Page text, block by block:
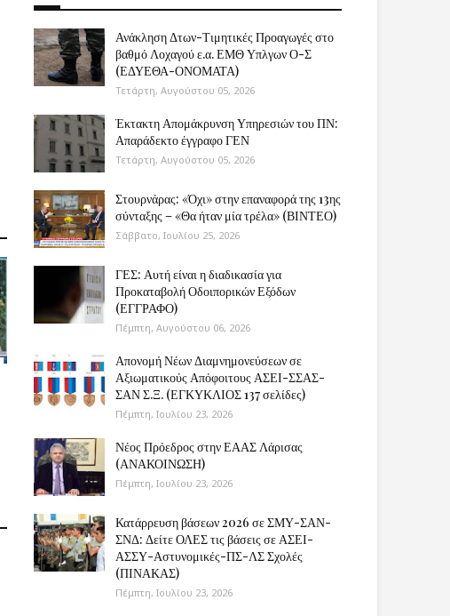
Ανάκληση Δτων-Τιμητικές Προαγωγές στο
βαθμό Λοχαγού ε.α. ΕΜΘ Υπλγων Ο-Σ
(ΕΔΥΕΘΑ-ΟΝΟΜΑΤΑ)
Τετάρτη, Αυγούστου 05, 2026
Έκτακτη Απομάκρυνση Υπηρεσιών του ΠΝ:
Απαράδεκτο έγγραφο ΓΕΝ
Τετάρτη, Αυγούστου 05, 2026
Στουρνάρας: «Όχι» στην επαναφορά της 13ης
σύνταξης – «Θα ήταν μία τρέλα» (ΒΙΝΤΕΟ)
Σάββατο, Ιουλίου 25, 2026
ΓΕΣ: Αυτή είναι η διαδικασία για
Προκαταβολή Οδοιπορικών Εξόδων
(ΕΓΓΡΑΦΟ)
Πέμπτη, Αυγούστου 06, 2026
Απονομή Νέων Διαμνημονεύσεων σε
Αξιωματικούς Απόφοιτους ΑΣΕΙ-ΣΣΑΣ-
ΣΑΝ Σ.Ξ. (ΕΓΚΥΚΛΙΟΣ 137 σελίδες)
Πέμπτη, Ιουλίου 23, 2026
Νέος Πρόεδρος στην ΕΑΑΣ Λάρισας
(ΑΝΑΚΟΙΝΩΣΗ)
Πέμπτη, Ιουλίου 23, 2026
Κατάρρευση βάσεων 2026 σε ΣΜΥ-ΣΑΝ-
ΣΝΔ: Δείτε ΟΛΕΣ τις βάσεις σε ΑΣΕΙ-
ΑΣΣΥ-Αστυνομικές-ΠΣ-ΛΣ Σχολές
(ΠΙΝΑΚΑΣ)
Πέμπτη, Ιουλίου 23, 2026